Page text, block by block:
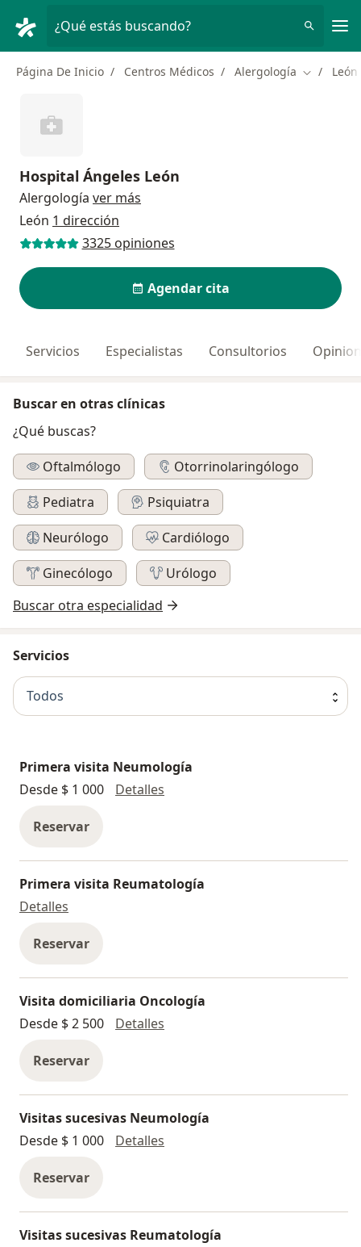
¿Qué estás buscando?
Página De Inicio Centros Médicos Alergología Cambiar
León
Hospital Ángeles León
Alergología ver más
León 1 dirección
3325 opiniones
Agendar cita
Servicios Especialistas Consultorios
Buscar en otras clínicas
¿Qué buscas?
Oftalmólogo
Otorrinolaringólogo
Pediatra
Psiquiatra
Neurólogo
Cardiólogo
Ginecólogo
Urólogo
Buscar otra especialidad
Servicios
Todos
Primera visita Neumología
Desde $ 1 000
Detalles
Reservar
Primera visita Reumatología
Detalles
Reservar
Visita domiciliaria Oncología
Desde $ 2 500
Detalles
Reservar
Visitas sucesivas Neumología
Desde $ 1 000
Detalles
Reservar
Visitas sucesivas Reumatología